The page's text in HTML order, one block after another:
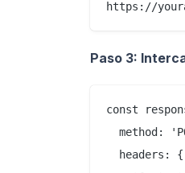
Paso 3:
const
method:
  headers: {